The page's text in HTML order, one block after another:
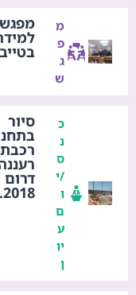
מ
פ
ג
ש
מפגש
כ
נ
ס
/י
ו
ם
ע
יו
ן
סיור
רכבת
דרום